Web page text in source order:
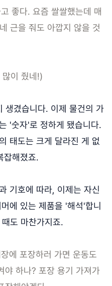
좋다. 요즘 쌀쌀했는데 매
근을 줘도 아깝지 않을 것
많이 줬네!)
생겼습니다. 이제 물건의 가
'숫자'로 정하게 됐습니다.
태도는 크게 달라진 게 없
잡해졌죠.
기호에 따라, 이제는 자신
에 있는 제품을 '해석'합니
도 마찬가지죠.
에 포장하러 가면 운동도
야 하나? 포장 용기 가져가